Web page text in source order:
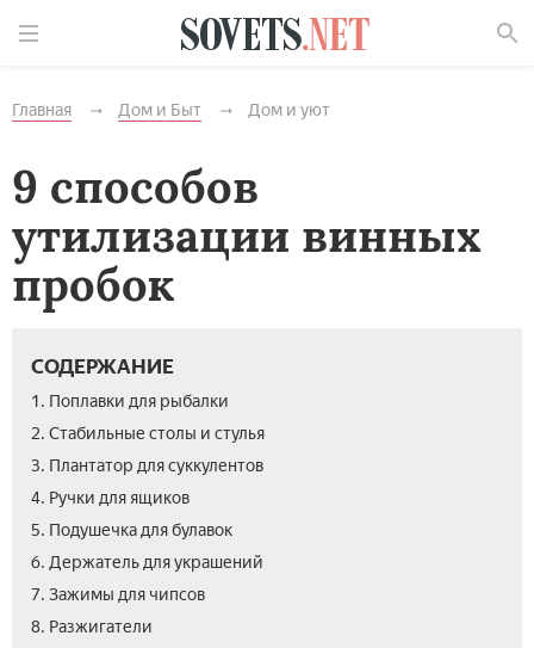
Главная Дом и Быт Дом и уют
9 способов
утилизации винных
пробок
СОДЕРЖАНИЕ
1. Поплавки для рыбалки
2. Стабильные столы и стулья
3. Плантатор для суккулентов
4. Ручки для ящиков
5. Подушечка для булавок
6. Держатель для украшений
7. Зажимы для чипсов
8. Разжигатели